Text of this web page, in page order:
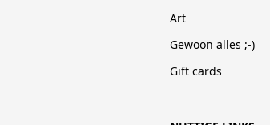
Art
Gewoon alles ;-)
Gift cards